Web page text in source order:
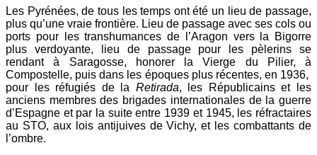
Les Pyrénées, de tous les temps ont été un lieu de passage,
plus qu’une vraie frontière. Lieu de passage avec ses cols ou
ports pour les transhumances de l’Aragon vers la Bigorre
plus verdoyante, lieu de passage pour les pèlerins se
rendant à Saragosse, honorer la Vierge du Pilier, à
Compostelle, puis dans les époques plus récentes, en 1936,
pour les réfugiés de la Retirada, les Républicains et les
anciens membres des brigades internationales de la guerre
d’Espagne et par la suite entre 1939 et 1945, les réfractaires
au STO, aux lois antijuives de Vichy, et les combattants de
l’ombre.